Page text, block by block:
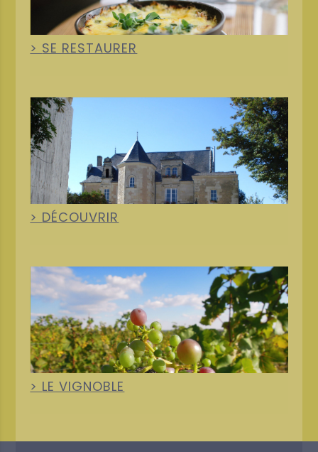
SE RESTAURER
DÉCOUVRIR
+
LE VIGNOBLE
+